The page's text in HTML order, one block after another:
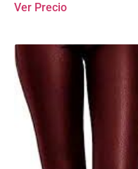
Ver Precio